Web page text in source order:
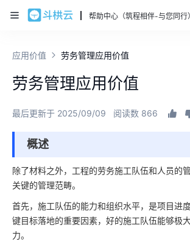
帮助中心（筑程相伴-与您同行）
应用价值 劳务管理应用价值
劳务管理应用价值
最后更新于 2025/09/09 阅读数 866
概述
除了材料之外，工程的劳务施工队伍和人员的
关键的管理范畴。
首先，施工队伍的能力和组织水平，是项目进
键目标落地的重要因素，好的施工队伍能够极
力。